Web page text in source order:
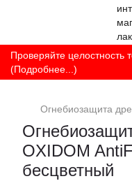
Проверяйте целостность
(Подробнее...)
Огнебиозащита
OXIDOM
бесцветный